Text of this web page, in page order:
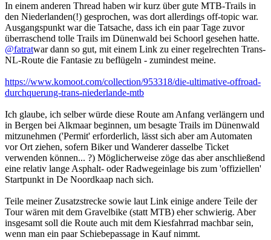
In einem anderen Thread haben wir kurz über gute MTB-Trails in
den Niederlanden(!) gesprochen, was dort allerdings off-topic war.
Ausgangspunkt war die Tatsache, dass ich ein paar Tage zuvor
überraschend tolle Trails im Dünenwald bei Schoorl gesehen hatte.
@fatratwar dann so gut, mit einem Link zu einer regelrechten Trans-
NL-Route die Fantasie zu beflügeln - zumindest meine.
https://www.komoot.com/collection/953318/die-ultimative-offroad-
durchquerung-trans-niederlande-mtb
Ich glaube, ich selber würde diese Route am Anfang verlängern und
in Bergen bei Alkmaar beginnen, um besagte Trails im Dünenwald
mitzunehmen ('Permit' erforderlich, lässt sich aber am Automaten
vor Ort ziehen, sofern Biker und Wanderer dasselbe Ticket
verwenden können... ?) Möglicherweise zöge das aber anschließend
eine relativ lange Asphalt- oder Radwegeinlage bis zum 'offiziellen'
Startpunkt in De Noordkaap nach sich.
Teile meiner Zusatzstrecke sowie laut Link einige andere Teile der
Tour wären mit dem Gravelbike (statt MTB) eher schwierig. Aber
insgesamt soll die Route auch mit dem Kiesfahrrad machbar sein,
wenn man ein paar Schiebepassage in Kauf nimmt.